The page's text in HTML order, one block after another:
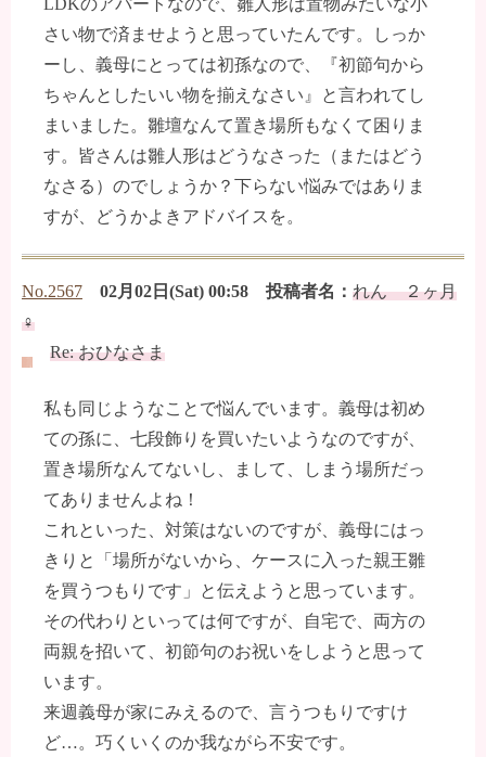
LDKのアパートなので、雛人形は置物みたいな小
さい物で済ませようと思っていたんです。しっか
ーし、義母にとっては初孫なので、『初節句から
ちゃんとしたいい物を揃えなさい』と言われてし
まいました。雛壇なんて置き場所もなくて困りま
す。皆さんは雛人形はどうなさった（またはどう
なさる）のでしょうか？下らない悩みではありま
すが、どうかよきアドバイスを。
No.2567 02月02日(Sat) 00:58 投稿者名： れん ２ヶ月
♀
Re: おひなさま
私も同じようなことで悩んでいます。義母は初め
ての孫に、七段飾りを買いたいようなのですが、
置き場所なんてないし、まして、しまう場所だっ
てありませんよね！
これといった、対策はないのですが、義母にはっ
きりと「場所がないから、ケースに入った親王雛
を買うつもりです」と伝えようと思っています。
その代わりといっては何ですが、自宅で、両方の
両親を招いて、初節句のお祝いをしようと思って
います。
来週義母が家にみえるので、言うつもりですけ
ど…。巧くいくのか我ながら不安です。